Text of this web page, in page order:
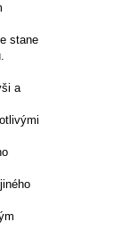
stane
a